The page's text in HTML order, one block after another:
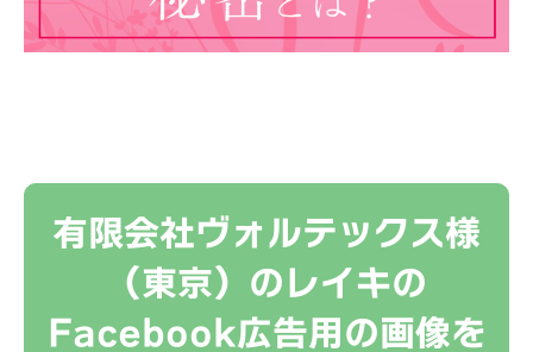
有限会社ヴォルテックス様
（東京）のレイキの
Facebook広告用の画像を